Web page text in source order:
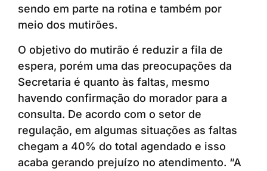
sendo em parte na rotina e também por
meio dos mutirões.
O objetivo do mutirão é reduzir a fila de
espera, porém uma das preocupações da
Secretaria é quanto às faltas, mesmo
havendo confirmação do morador para a
consulta. De acordo com o setor de
regulação, em algumas situações as faltas
chegam a 40% do total agendado e isso
acaba gerando prejuízo no atendimento. “A